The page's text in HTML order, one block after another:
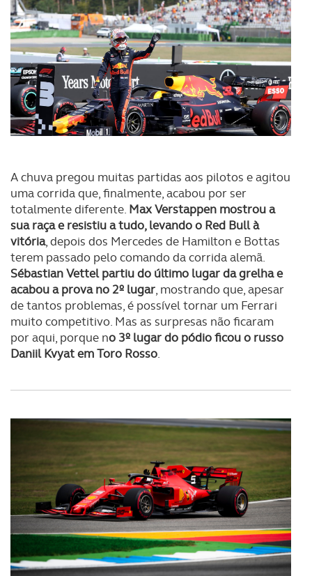
A chuva pregou muitas partidas aos pilotos e agitou
uma corrida que, finalmente, acabou por ser
totalmente diferente. Max Verstappen mostrou a
sua raça e resistiu a tudo, levando o Red Bull à
vitória, depois dos Mercedes de Hamilton e Bottas
terem passado pelo comando da corrida alemã.
Sébastian Vettel partiu do último lugar da grelha e
acabou a prova no 2º lugar, mostrando que, apesar
de tantos problemas, é possível tornar um Ferrari
muito competitivo. Mas as surpresas não ficaram
por aqui, porque no 3º lugar do pódio ficou o russo
Daniil Kvyat em Toro Rosso.